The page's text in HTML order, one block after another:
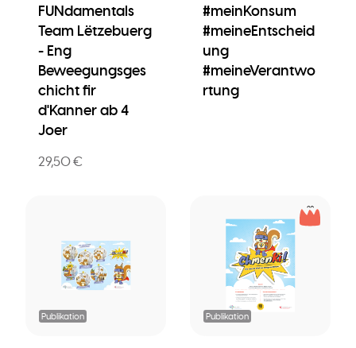
FUNdamentals
Team Lëtzebuerg
- Eng
Beweegungsges
chicht fir
d'Kanner ab 4
Joer
29,50 €
#meinKonsum
#meineEntscheid
ung
#meineVerantwo
rtung
Publikation Publikation